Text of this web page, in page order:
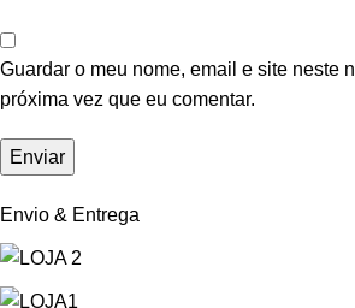
Guardar o meu nome, email e site neste
próxima vez que eu comentar.
Envio & Entrega